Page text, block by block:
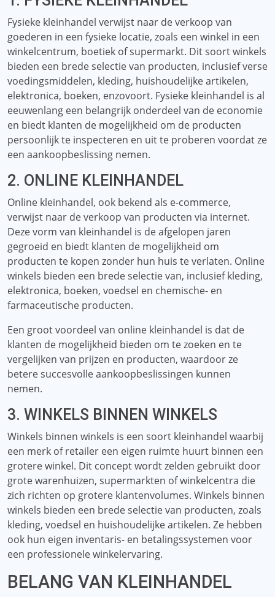
Fysieke kleinhandel verwijst naar de verkoop van
goederen in een fysieke locatie, zoals een winkel in een
winkelcentrum, boetiek of supermarkt. Dit soort winkels
bieden een brede selectie van producten, inclusief verse
voedingsmiddelen, kleding, huishoudelijke artikelen,
elektronica, boeken, enzovoort. Fysieke kleinhandel is al
eeuwenlang een belangrijk onderdeel van de economie
en biedt klanten de mogelijkheid om de producten
persoonlijk te inspecteren en uit te proberen voordat ze
een aankoopbeslissing nemen.
2. ONLINE KLEINHANDEL
Online kleinhandel, ook bekend als e-commerce,
verwijst naar de verkoop van producten via internet.
Deze vorm van kleinhandel is de afgelopen jaren
gegroeid en biedt klanten de mogelijkheid om
producten te kopen zonder hun huis te verlaten. Online
winkels bieden een brede selectie van, inclusief kleding,
elektronica, boeken, voedsel en chemische- en
farmaceutische producten.
Een groot voordeel van online kleinhandel is dat de
klanten de mogelijkheid bieden om te zoeken en te
vergelijken van prijzen en producten, waardoor ze
betere succesvolle aankoopbeslissingen kunnen
nemen.
3. WINKELS BINNEN WINKELS
Winkels binnen winkels is een soort kleinhandel waarbij
een merk of retailer een eigen ruimte huurt binnen een
grotere winkel. Dit concept wordt zelden gebruikt door
grote warenhuizen, supermarkten of winkelcentra die
zich richten op grotere klantenvolumes. Winkels binnen
winkels bieden een brede selectie van producten, zoals
kleding, voedsel en huishoudelijke artikelen. Ze hebben
ook hun eigen inventaris- en betalingssystemen voor
een professionele winkelervaring.
BELANG VAN KLEINHANDEL